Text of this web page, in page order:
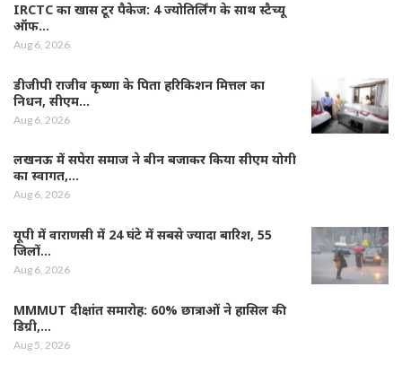
IRCTC का खास टूर पैकेज: 4 ज्योतिर्लिंग के साथ स्टैच्यू
ऑफ…
Aug 6, 2026
डीजीपी राजीव कृष्णा के पिता हरिकिशन मित्तल का
निधन, सीएम…
Aug 6, 2026
लखनऊ में सपेरा समाज ने बीन बजाकर किया सीएम योगी
का स्वागत,…
Aug 6, 2026
यूपी में वाराणसी में 24 घंटे में सबसे ज्यादा बारिश, 55
जिलों…
Aug 6, 2026
MMMUT दीक्षांत समारोह: 60% छात्राओं ने हासिल की
डिग्री,…
Aug 5, 2026